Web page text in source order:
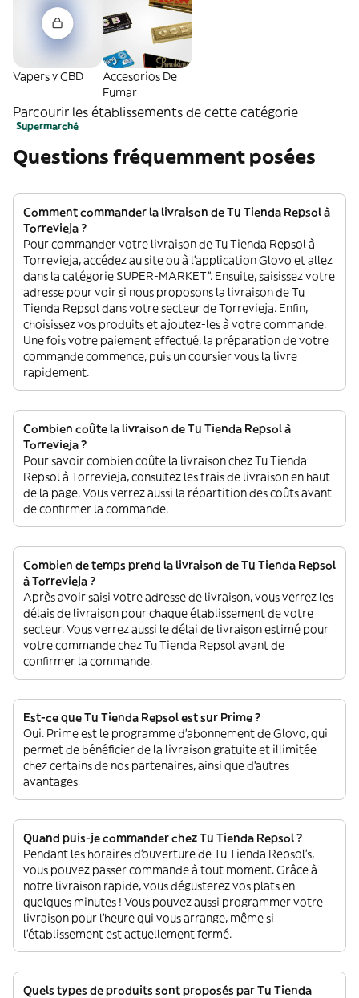
Vapers y CBD
Accesorios De
Fumar
Parcourir les établissements de cette catégorie
Supermarché
Questions fréquemment posées
Comment commander la livraison de Tu Tienda Repsol à
Torrevieja ?
Pour commander votre livraison de Tu Tienda Repsol à
Torrevieja, accédez au site ou à l'application Glovo et allez
dans la catégorie SUPER-MARKET”. Ensuite, saisissez votre
adresse pour voir si nous proposons la livraison de Tu
Tienda Repsol dans votre secteur de Torrevieja. Enfin,
choisissez vos produits et ajoutez-les à votre commande.
Une fois votre paiement effectué, la préparation de votre
commande commence, puis un coursier vous la livre
rapidement.
Combien coûte la livraison de Tu Tienda Repsol à
Torrevieja ?
Pour savoir combien coûte la livraison chez Tu Tienda
Repsol à Torrevieja, consultez les frais de livraison en haut
de la page. Vous verrez aussi la répartition des coûts avant
de confirmer la commande.
Combien de temps prend la livraison de Tu Tienda Repsol
à Torrevieja ?
Après avoir saisi votre adresse de livraison, vous verrez les
délais de livraison pour chaque établissement de votre
secteur. Vous verrez aussi le délai de livraison estimé pour
votre commande chez Tu Tienda Repsol avant de
confirmer la commande.
Est-ce que Tu Tienda Repsol est sur Prime ?
Oui. Prime est le programme d’abonnement de Glovo, qui
permet de bénéficier de la livraison gratuite et illimitée
chez certains de nos partenaires, ainsi que d’autres
avantages.
Quand puis-je commander chez Tu Tienda Repsol ?
Pendant les horaires d'ouverture de Tu Tienda Repsol’s,
vous pouvez passer commande à tout moment. Grâce à
notre livraison rapide, vous dégusterez vos plats en
quelques minutes ! Vous pouvez aussi programmer votre
livraison pour l'heure qui vous arrange, même si
l'établissement est actuellement fermé.
Quels types de produits sont proposés par Tu Tienda